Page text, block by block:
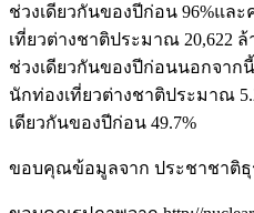
ช่วงเดียวกันของปีก่อน 96%แล
เที่ยวต่างชาติประมาณ 20,622
ช่วงเดียวกันของปีก่อนนอกจาก
นักท่องเที่ยวต่างชาติประมาณ
เดียวกันของปีก่อน 49.7%
ขอบคุณข้อมูลจาก ประชาชาติธุ